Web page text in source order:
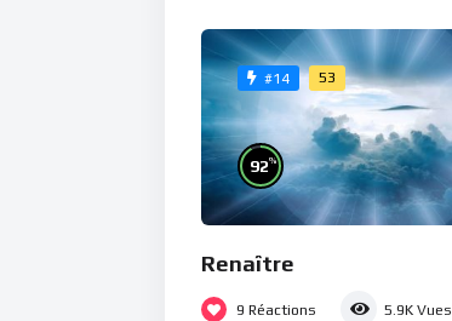
#14 53
92%
Renaître
9 Réactions 5.9K Vues